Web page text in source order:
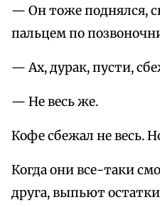
— Он тоже поднялся,
пальцем по
— Ах, дурак, пусти,
— Не весь же.
Кофе сбежал не весь.
Когда они все-таки
друга, выпьют